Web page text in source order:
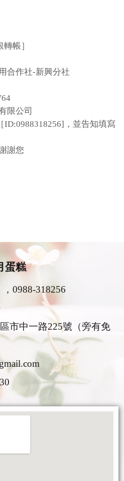
帳］
合作社-新興分社
限公司
，並告知填寫
謝您
蛋糕
，0988-318256
中一路225號（旁有免